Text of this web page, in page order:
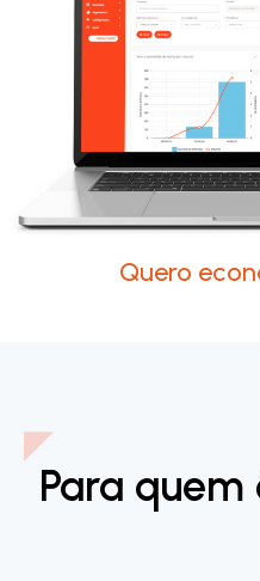
Quero
Para quem